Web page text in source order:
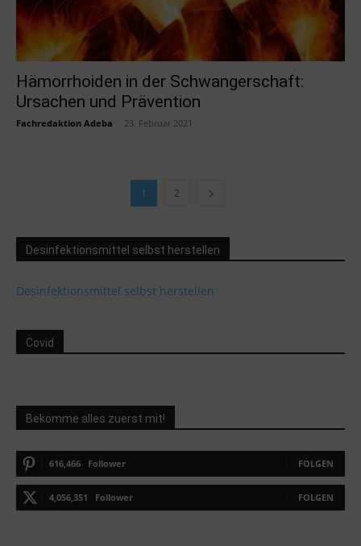
Hämorrhoiden in der Schwangerschaft:
Ursachen und Prävention
Fachredaktion Adeba 23. Februar 2021
1 2
Desinfektionsmittel selbst herstellen
Desinfektionsmittel selbst herstellen
Covid
Bekomme alles zuerst mit!
616,466 Follower FOLGEN
4,056,351 Follower FOLGEN